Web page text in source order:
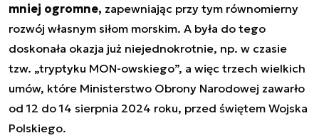
mniej ogromne, zapewniając przy tym równomierny
rozwój własnym siłom morskim. A była do tego
doskonała okazja już niejednokrotnie, np. w czasie
tzw. „tryptyku MON-owskiego”, a więc trzech wielkich
umów, które Ministerstwo Obrony Narodowej zawarło
od 12 do 14 sierpnia 2024 roku, przed świętem Wojska
Polskiego.